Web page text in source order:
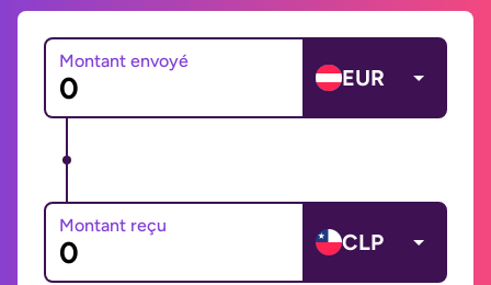
Montant envoyé
EUR
Montant reçu
CLP